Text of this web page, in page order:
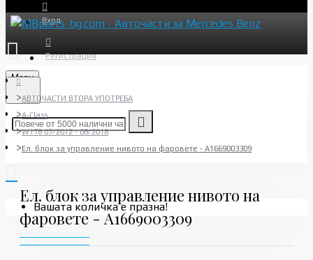
Вход
Регистрация
Menu
Вашата количка е празна!
АВТОЧАСТИ ВТОРА УПОТРЕБА
A-Class
W176 07/2012 - 06/2018
Ел. блок за управление нивото на фаровете - A1669003309
Ел. блок за управление нивото на
фаровете - A1669003309